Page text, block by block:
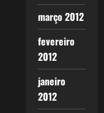
março 2012
fevereiro
2012
janeiro
2012